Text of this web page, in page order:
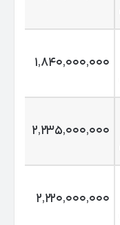
۱٬۸۴۰٬۰۰۰٬۰۰۰
۲٬۲۳۵٬۰۰۰٬۰۰۰
۲٬۲۲۰٬۰۰۰٬۰۰۰